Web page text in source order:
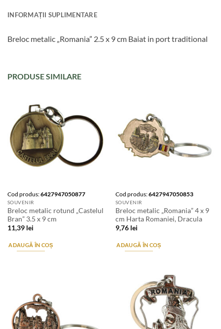
INFORMAȚII SUPLIMENTARE
Breloc metalic „Romania” 2.5 x 9 cm Baiat in port traditional
PRODUSE SIMILARE
Cod produs:6427947050877
SOUVENIR
Breloc metalic rotund „Castelul
Bran” 3.5 x 9 cm
11,39 lei
ADAUGĂ ÎN COȘ
Cod produs:6427947050853
SOUVENIR
Breloc metalic „Romania” 4 x 9
cm Harta Romaniei, Dracula
9,76 lei
ADAUGĂ ÎN COȘ